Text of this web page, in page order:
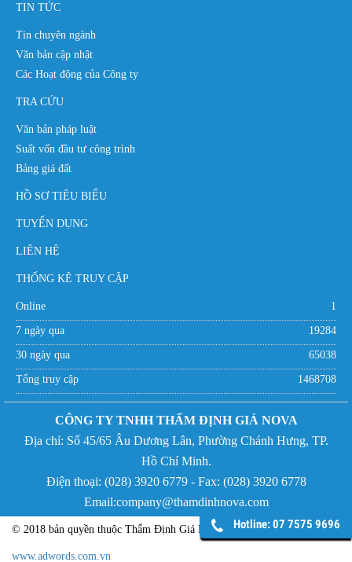
TIN TỨC
Tin chuyên ngành
Văn bản cập nhật
Các Hoạt động của Công ty
TRA CỨU
Văn bản pháp luật
Suất vốn đầu tư công trình
Bảng giá đất
HỒ SƠ TIÊU BIỂU
TUYỂN DỤNG
LIÊN HỆ
THỐNG KÊ TRUY CẬP
Online 1
7 ngày qua 19284
30 ngày qua 65038
Tổng truy cập 1468708
CÔNG TY TNHH THẨM ĐỊNH GIÁ NOVA
Địa chỉ: Số 45/65 Âu Dương Lân, Phường Chánh Hưng, TP.
Hồ Chí Minh.
Điện thoại: (028) 3920 6779 - Fax: (028) 3920 6778
Email:company@thamdinhnova.com
© 2018 bản quyền thuộc Thẩm Định Giá NOVA - Phát triển bởi
www.adwords.com.vn
Hotline: 07 7575 9696